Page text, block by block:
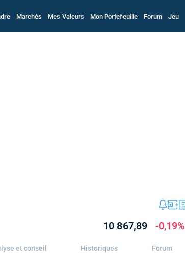
Marchés Mes Valeurs Mon Portefeuille Forum Jeu
10 867,89 -0,19%
et conseil Historiques Forum